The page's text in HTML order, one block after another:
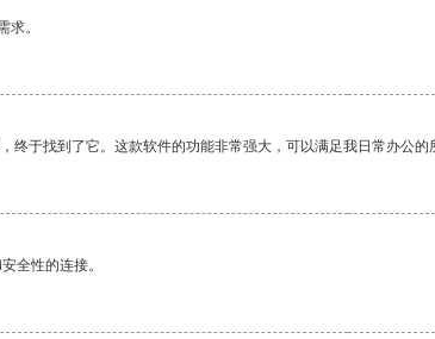
求。
终于找到了它。这款软件的功能非常强大，可以满足我日常办公的
全性的连接。